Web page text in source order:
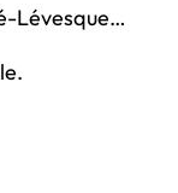
Lévesque…